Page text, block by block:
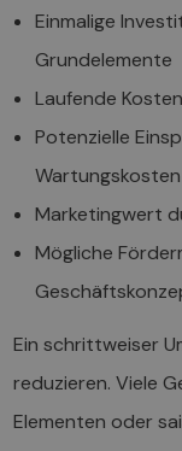
Einmalige
Grundelemente
Laufende
Potenzielle
Wartungskosten
Marketingwert
Mögliche
Ein schrittweiser
reduzieren. Viele
Elementen oder